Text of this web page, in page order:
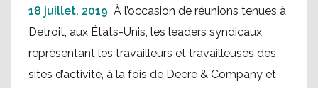
18 juillet, 2019 À l’occasion de réunions tenues à
Detroit, aux États-Unis, les leaders syndicaux
représentant les travailleurs et travailleuses des
sites d’activité, à la fois de Deere & Company et